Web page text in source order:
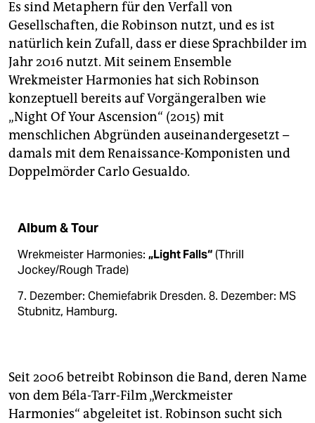
Es sind Metaphern für den Verfall von
Gesellschaften, die Robinson nutzt, und es ist
natürlich kein Zufall, dass er diese Sprachbilder im
Jahr 2016 nutzt. Mit seinem Ensemble
Wrekmeister Harmonies hat sich Robinson
konzeptuell bereits auf Vorgängeralben wie
„Night Of Your Ascension“ (2015) mit
menschlichen Abgründen auseinandergesetzt –
damals mit dem Renaissance-Komponisten und
Doppelmörder Carlo Gesualdo.
Album & Tour
Wrekmeister Harmonies: „Light Falls“(Thrill
Jockey/Rough Trade)
7. Dezember: Chemiefabrik Dresden. 8. Dezember: MS
Stubnitz, Hamburg.
Seit 2006 betreibt Robinson die Band, deren Name
von dem Béla-Tarr-Film „Werckmeister
Harmonies“ abgeleitet ist. Robinson sucht sich